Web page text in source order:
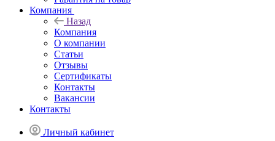
Компания
Назад
Компания
О компании
Статьи
Отзывы
Сертификаты
Контакты
Вакансии
Контакты
Личный кабинет